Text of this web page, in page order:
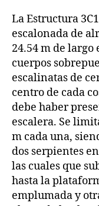
La Estructura
escalonada de
24.54 m de largo
cuerpos
escalinatas de
centro de cada
debe haber
escalera. Se
m cada una,
dos serpientes
las cuales que
hasta la
emplumada y